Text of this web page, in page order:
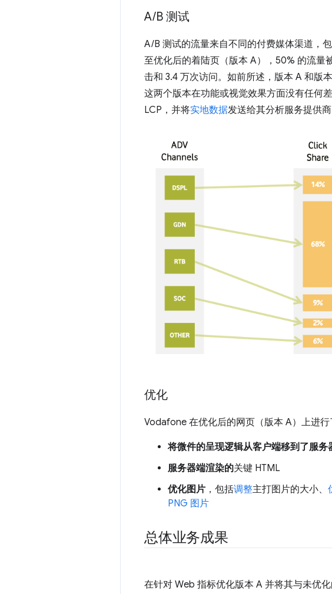
A/B 测试
A/B 测试的流量来自不同的付费媒体渠道，
至优化后的着陆页（版本 A），50% 的流量
击和 3.4 万次访问。如前所述，版本 A 和版
这两个版本在功能或视觉效果方面没有任何
LCP，并将实地数据发送给其分析服务提供商
优化
Vodafone 在优化后的网页（版本 A）上进行
将微件的呈现逻辑从客户端移到了服务
服务器端渲染的关键 HTML
优化图片 ，包括调整主打图片的大小、
PNG 图片
总体业务成果
在针对 Web 指标优化版本 A 并将其与未优